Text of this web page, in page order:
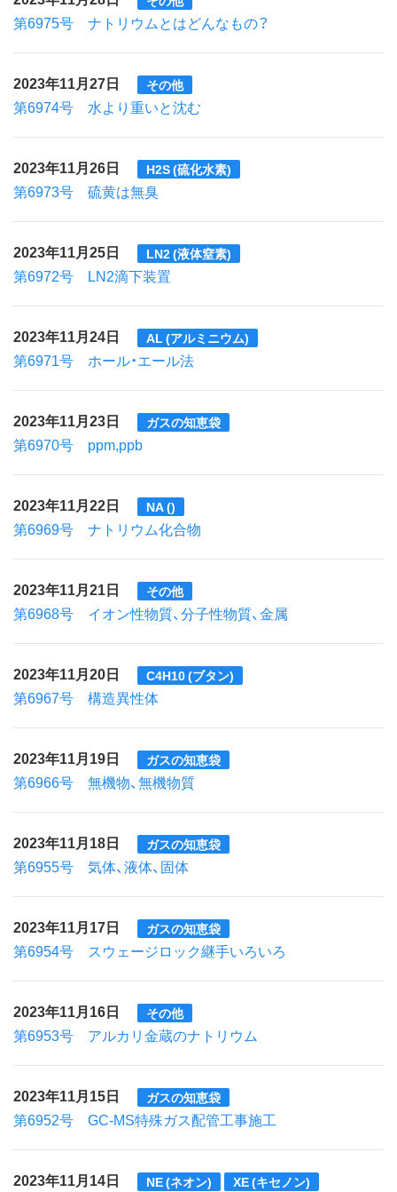
第6975号 ナトリウムとはどんなもの？
2023年11月27日 その他
第6974号 水より重いと沈む
2023年11月26日 H2S (硫化水素)
第6973号 硫黄は無臭
2023年11月25日 LN2 (液体窒素)
第6972号 LN2滴下装置
2023年11月24日 AL (アルミニウム)
第6971号 ホール・エール法
2023年11月23日 ガスの知恵袋
第6970号 ppm,ppb
2023年11月22日 NA ()
第6969号 ナトリウム化合物
2023年11月21日 その他
第6968号 イオン性物質、分子性物質、金属
2023年11月20日 C4H10 (ブタン)
第6967号 構造異性体
2023年11月19日 ガスの知恵袋
第6966号 無機物、無機物質
2023年11月18日 ガスの知恵袋
第6955号 気体、液体、固体
2023年11月17日 ガスの知恵袋
第6954号 スウェージロック継手いろいろ
2023年11月16日 その他
第6953号 アルカリ金蔵のナトリウム
2023年11月15日 ガスの知恵袋
第6952号 GC-MS特殊ガス配管工事施工
2023年11月14日 NE (ネオン) XE (キセノン)